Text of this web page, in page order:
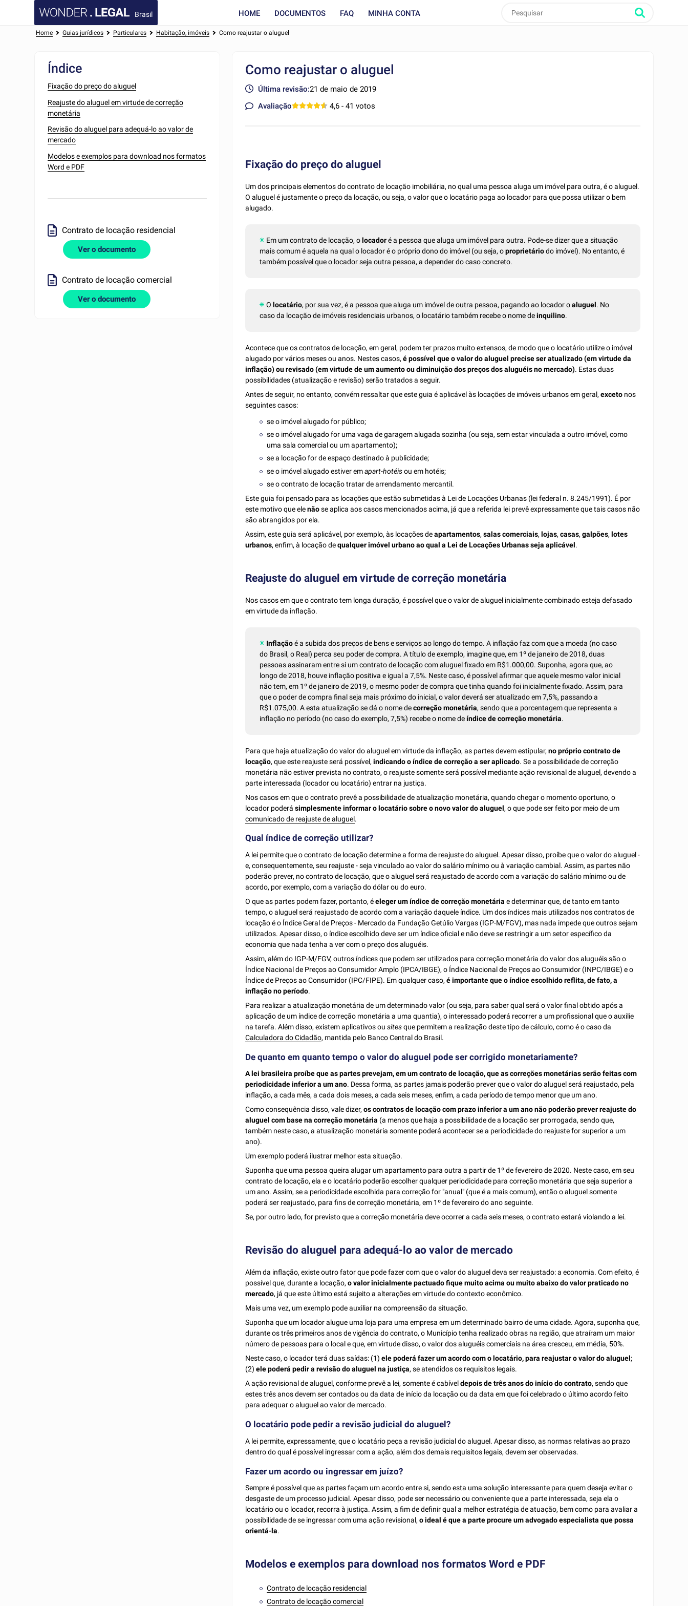
Brasil HOME DOCUMENTOS FAQ MINHA CONTA
Home Guias jurídicos Particulares Habitação, imóveis Como reajustar o aluguel
Índice
Fixação do preço do aluguel
Reajuste do aluguel em virtude de correção
monetária
Revisão do aluguel para adequá-lo ao valor de
mercado
Modelos e exemplos para download nos formatos
Word e PDF
Contrato de locação residencial
Ver o documento
Contrato de locação comercial
Ver o documento
Como reajustar o aluguel
Última revisão:21 de maio de 2019
Avaliação
4,6 - 41 votos
Fixação do preço do aluguel
Um dos principais elementos do contrato de locação imobiliária, no qual uma pessoa aluga um imóvel para outra, é o aluguel.
O aluguel é justamente o preço da locação, ou seja, o valor que o locatário paga ao locador para que possa utilizar o bem
alugado.
Em um contrato de locação, o locadoré a pessoa que aluga um imóvel para outra. Pode-se dizer que a situação
mais comum é aquela na qual o locador é o próprio dono do imóvel (ou seja, oproprietáriodo imóvel). No entanto, é
também possível que o locador seja outra pessoa, a depender do caso concreto.
O locatário, por sua vez, é a pessoa que aluga um imóvel de outra pessoa, pagando ao locador oaluguel. No
caso da locação de imóveis residenciais urbanos, o locatário também recebe o nome deinquilino.
Acontece que os contratos de locação, em geral, podem ter prazos muito extensos, de modo que o locatário utilize o imóvel
alugado por vários meses ou anos. Nestes casos,é possível que o valor do aluguel precise ser atualizado (em virtude da
inflação) ou revisado (em virtude de um aumento ou diminuição dos preços dos aluguéis no mercado). Estas duas
possibilidades (atualização e revisão) serão tratados a seguir.
Antes de seguir, no entanto, convém ressaltar que este guia é aplicável às locações de imóveis urbanos em geral,exceto nos
seguintes casos:
se o imóvel alugado for público;
se o imóvel alugado for uma vaga de garagem alugada sozinha (ou seja, sem estar vinculada a outro imóvel, como
uma sala comercial ou um apartamento);
se a locação for de espaço destinado à publicidade;
se o imóvel alugado estiver emapart-hotéisou em hotéis;
se o contrato de locação tratar de arrendamento mercantil.
Este guia foi pensado para as locações que estão submetidas à Lei de Locações Urbanas (lei federal n. 8.245/1991). É por
este motivo que elenãose aplica aos casos mencionados acima, já que a referida lei prevê expressamente que tais casos não
são abrangidos por ela.
Assim, este guia será aplicável, por exemplo, às locações deapartamentos,salas comerciais, lojas,casas,galpões, lotes
urbanos, enfim, à locação dequalquer imóvel urbano ao qual a Lei de Locações Urbanas seja aplicável.
Reajuste do aluguel em virtude de correção monetária
Nos casos em que o contrato tem longa duração, é possível que o valor de aluguel inicialmente combinado esteja defasado
em virtude da inflação.
Inflaçãoé a subida dos preços de bens e serviços ao longo do tempo. A inflação faz com que a moeda (no caso
do Brasil, o Real) perca seu poder de compra. A título de exemplo, imagine que, em 1º de janeiro de 2018, duas
pessoas assinaram entre si um contrato de locação com aluguel fixado em R$1.000,00. Suponha, agora que, ao
longo de 2018, houve inflação positiva e igual a 7,5%. Neste caso, é possível afirmar que aquele mesmo valor inicial
não tem, em 1º de janeiro de 2019, o mesmo poder de compra que tinha quando foi inicialmente fixado. Assim, para
que o poder de compra final seja mais próximo do inicial, o valor deverá ser atualizado em 7,5%, passando a
R$1.075,00. A esta atualização se dá o nome decorreção monetária, sendo que a porcentagem que representa a
inflação no período (no caso do exemplo, 7,5%) recebe o nome de índice de correção monetária.
Para que haja atualização do valor do aluguel em virtude da inflação, as partes devem estipular,no próprio contrato de
locação, que este reajuste será possível,indicando o índice de correção a ser aplicado. Se a possibilidade de correção
monetária não estiver prevista no contrato, o reajuste somente será possível mediante ação revisional de aluguel, devendo a
parte interessada (locador ou locatário) entrar na justiça.
Nos casos em que o contrato prevê a possibilidade de atualização monetária, quando chegar o momento oportuno, o
locador poderásimplesmente informar o locatário sobre o novo valor do aluguel, o que pode ser feito por meio de um
comunicado de reajuste de aluguel.
Qual índice de correção utilizar?
A lei permite que o contrato de locação determine a forma de reajuste do aluguel. Apesar disso, proíbe que o valor do aluguel -
e, consequentemente, seu reajuste - seja vinculado ao valor do salário mínimo ou à variação cambial. Assim, as partes não
poderão prever, no contrato de locação, que o aluguel será reajustado de acordo com a variação do salário mínimo ou de
acordo, por exemplo, com a variação do dólar ou do euro.
O que as partes podem fazer, portanto, éeleger um índice de correção monetária e determinar que, de tanto em tanto
tempo, o aluguel será reajustado de acordo com a variação daquele índice. Um dos índices mais utilizados nos contratos de
locação é o Índice Geral de Preços - Mercado da Fundação Getúlio Vargas (IGP-M/FGV), mas nada impede que outros sejam
utilizados. Apesar disso, o índice escolhido deve ser um índice oficial e não deve se restringir a um setor específico da
economia que nada tenha a ver com o preço dos aluguéis.
Assim, além do IGP-M/FGV, outros índices que podem ser utilizados para correção monetária do valor dos aluguéis são o
Índice Nacional de Preços ao Consumidor Amplo (IPCA/IBGE), o Índice Nacional de Preços ao Consumidor (INPC/IBGE) e o
Índice de Preços ao Consumidor (IPC/FIPE). Em qualquer caso,é importante que o índice escolhido reflita, de fato, a
inflação no período.
Para realizar a atualização monetária de um determinado valor (ou seja, para saber qual será o valor final obtido após a
aplicação de um índice de correção monetária a uma quantia), o interessado poderá recorrer a um profissional que o auxilie
na tarefa. Além disso, existem aplicativos ousitesque permitem a realização deste tipo de cálculo, como é o caso da
Calculadora do Cidadão, mantida pelo Banco Central do Brasil.
De quanto em quanto tempo o valor do aluguel pode ser corrigido monetariamente?
A lei brasileira proíbe que as partes prevejam, em um contrato de locação, que as correções monetárias serão feitas com
periodicidade inferior a um ano. Dessa forma, as partes jamais poderão prever que o valor do aluguel será reajustado, pela
inflação, a cada mês, a cada dois meses, a cada seis meses, enfim, a cada período de tempo menor que um ano.
Como consequência disso, vale dizer,os contratos de locação com prazo inferior a um ano não poderão prever reajuste do
aluguel com base na correção monetária (a menos que haja a possibilidade de a locação ser prorrogada, sendo que,
também neste caso, a atualização monetária somente poderá acontecer se a periodicidade do reajuste for superior a um
ano).
Um exemplo poderá ilustrar melhor esta situação.
Suponha que uma pessoa queira alugar um apartamento para outra a partir de 1º de fevereiro de 2020. Neste caso, em seu
contrato de locação, ela e o locatário poderão escolher qualquer periodicidade para correção monetária que seja superior a
um ano. Assim, se a periodicidade escolhida para correção for "anual" (que é a mais comum), então o aluguel somente
poderá ser reajustado, para fins de correção monetária, em 1º de fevereiro do ano seguinte.
Se, por outro lado, for previsto que a correção monetária deve ocorrer a cada seis meses, o contrato estará violando a lei.
Revisão do aluguel para adequá-lo ao valor de mercado
Além da inflação, existe outro fator que pode fazer com que o valor do aluguel deva ser reajustado: a economia. Com efeito, é
possível que, durante a locação, o valor inicialmente pactuado fique muito acima ou muito abaixo do valor praticado no
mercado, já que este último está sujeito a alterações em virtude do contexto econômico.
Mais uma vez, um exemplo pode auxiliar na compreensão da situação.
Suponha que um locador alugue uma loja para uma empresa em um determinado bairro de uma cidade. Agora, suponha que,
durante os três primeiros anos de vigência do contrato, o Município tenha realizado obras na região, que atraíram um maior
número de pessoas para o local e que, em virtude disso, o valor dos aluguéis comerciais na área cresceu, em média, 50%.
Neste caso, o locador terá duas saídas: (1)ele poderá fazer um acordo com o locatário, para reajustar o valor do aluguel;
(2)ele poderá pedir a revisão do aluguel na justiça, se atendidos os requisitos legais.
A ação revisional de aluguel, conforme prevê a lei, somente é cabíveldepois de três anos do início do contrato, sendo que
estes três anos devem ser contados ou da data de início da locação ou da data em que foi celebrado o último acordo feito
para adequar o aluguel ao valor de mercado.
O locatário pode pedir a revisão judicial do aluguel?
A lei permite, expressamente, que o locatário peça a revisão judicial do aluguel. Apesar disso, as normas relativas ao prazo
dentro do qual é possível ingressar com a ação, além dos demais requisitos legais, devem ser observadas.
Fazer um acordo ou ingressar em juízo?
Sempre é possível que as partes façam um acordo entre si, sendo esta uma solução interessante para quem deseja evitar o
desgaste de um processo judicial. Apesar disso, pode ser necessário ou conveniente que a parte interessada, seja ela o
locatário ou o locador, recorra à justiça. Assim, a fim de definir qual a melhor estratégia de atuação, bem como para avaliar a
possibilidade de se ingressar com uma ação revisional,o ideal é que a parte procure um advogado especialista que possa
orientá-la.
Modelos e exemplos para download nos formatos Word e PDF
Contrato de locação residencial
Contrato de locação comercial